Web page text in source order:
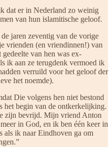
dat er in Nederland zo weinig
van hun islamitische geloof.
jaren zeventig van de vorige
vrienden (en vriendinnen!) van
van hen was ex-
ik aan ze terugdenk vermoed ik
verruild voor het geloof der
het noemde).
Die volgens hen niet bestond
het begin van de ontkerkelijking.
zijn bevrijd. Mijn vriend Anton
in God, en ik ben één keer in
als ik naar Eindhoven ga om